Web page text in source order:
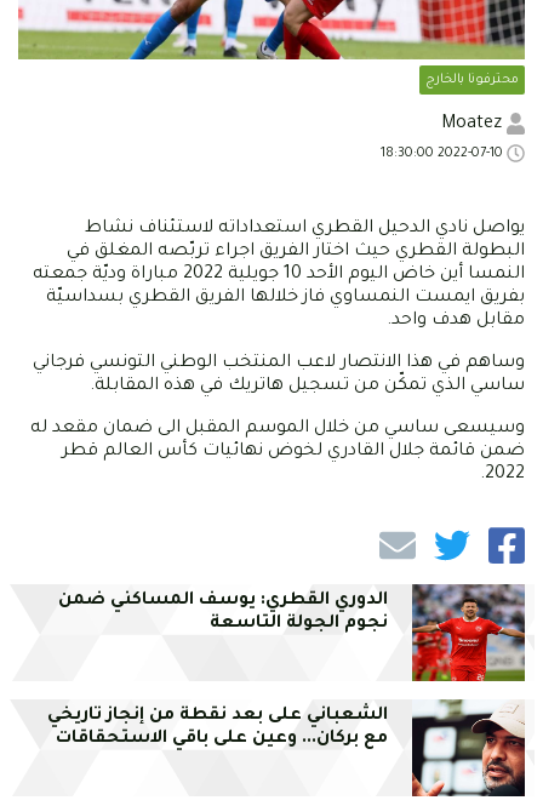
محترفونا بالخارج
يواصل نادي الدحيل القطري استعداداته لاستئناف نشاط
البطولة القطري حيث اختار الفريق اجراء تربّصه المغلق في
النمسا أين خاض اليوم الأحد 10 جويلية 2022 مباراة وديّة جمعته
بفريق ايمست النمساوي فاز خلالها الفريق القطري بسداسيّة
مقابل هدف واحد.
وساهم في هذا الانتصار لاعب المنتخب الوطني التونسي فرجاني
ساسي الذي تمكّن من تسجيل هاتريك في هذه المقابلة.
وسيسعى ساسي من خلال الموسم المقبل الى ضمان مقعد له
ضمن قائمة جلال القادري لخوض نهائيات كأس العالم قطر
2022.
الدوري القطري: يوسف المساكني ضمن
نجوم الجولة التاسعة
الشعباني على بعد نقطة من إنجاز تاريخي
مع بركان... وعين على باقي الاستحقاقات